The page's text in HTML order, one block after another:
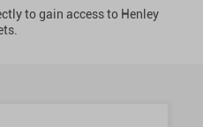
to gain access to Henley